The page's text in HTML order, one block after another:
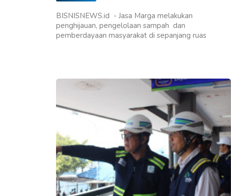
BISNISNEWS.id - Jasa Marga melakukan
penghijauan, pengelolaan sampah dan
pemberdayaan masyarakat di sepanjang ruas